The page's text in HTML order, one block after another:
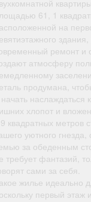
61, 1
на
ремонт и
атмосферу
продумана,
наслаждаться
хлопот и
квадратных метров
уютного
за обеденным
требует фантазий,
сами за себя.
жилье идеально
первый этаж